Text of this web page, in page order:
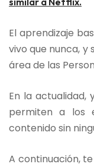
El aprendizaje
vivo que nunca, y
área de las
En la actualidad,
permiten a los
contenido sin
A continuación,